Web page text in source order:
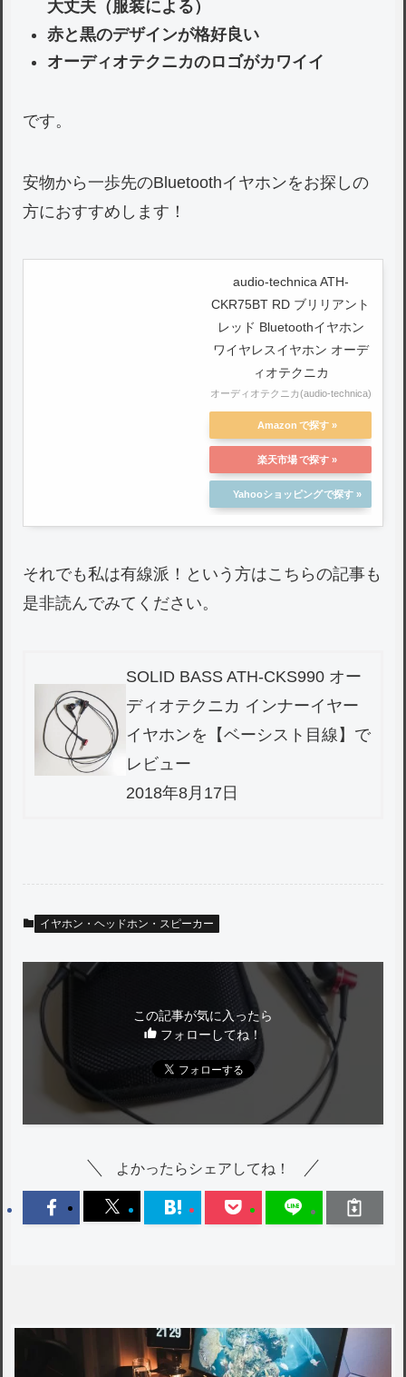
大丈夫（服装による）
赤と黒のデザインが格好良い
オーディオテクニカのロゴがカワイイ
です。
安物から一歩先のBluetoothイヤホンをお探しの
方におすすめします！
audio-technica ATH-
CKR75BT RD ブリリアント
レッド Bluetoothイヤホン
ワイヤレスイヤホン オーデ
ィオテクニカ
オーディオテクニカ(audio-technica)
Amazon
楽天市場
Yahooショッピング
それでも私は有線派！という方はこちらの記事も
是非読んでみてください。
SOLID BASS ATH-CKS990 オー
ディオテクニカ インナーイヤー
イヤホンを【ベーシスト目線】で
レビュー
2018年8月17日
イヤホン・ヘッドホン・スピーカー
この記事が気に入ったら
フォローしてね！
よかったらシェアしてね！